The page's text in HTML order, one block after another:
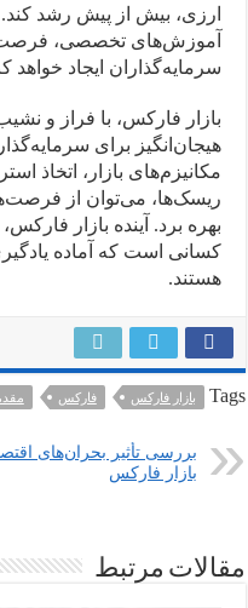
ارزی، بیش از پیش رشد
آموزش‌های تخصصی،
سرمایه‌گذاران ایجاد خواهد
بازار فارکس، با فراز و
هیجان‌انگیز برای
مکانیزم‌های بازار، اتخاذ
ریسک‌ها، می‌توان از
بهره برد. آینده بازار
کسانی است که آماده
هستند.
Tags بازار فارکس فارکس
بررسی تأثیر بحران‌های
بازار فارکس
مقالات مرتبط